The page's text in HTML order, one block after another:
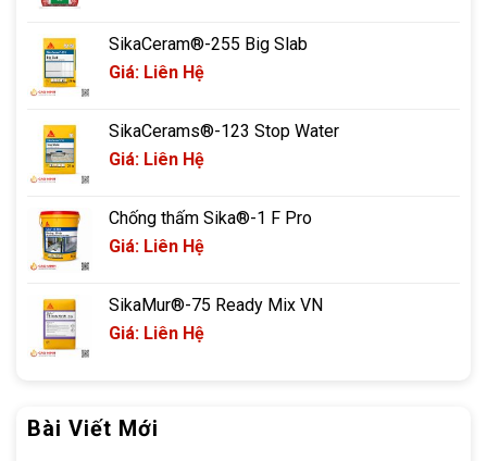
SikaCeram®-255 Big Slab
Giá: Liên Hệ
SikaCerams®-123 Stop Water
Giá: Liên Hệ
Chống thấm Sika®-1 F Pro
Giá: Liên Hệ
SikaMur®-75 Ready Mix VN
Giá: Liên Hệ
Bài Viết Mới